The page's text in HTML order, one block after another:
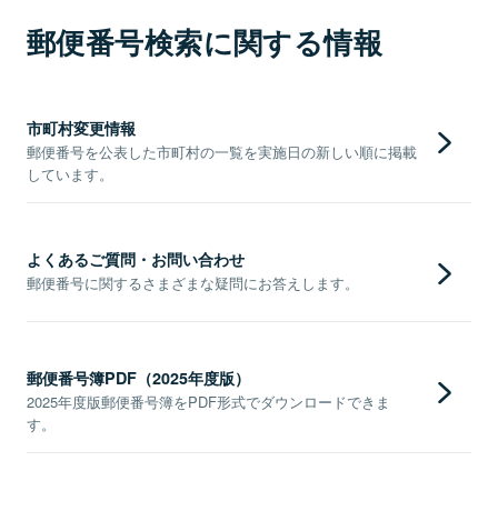
郵便番号検索に関する情報
市町村変更情報
郵便番号を公表した市町村の一覧を実施日の新しい順に掲載
しています。
よくあるご質問・お問い合わせ
郵便番号に関するさまざまな疑問にお答えします。
郵便番号簿PDF（2025年度版）
2025年度版郵便番号簿をPDF形式でダウンロードできま
す。